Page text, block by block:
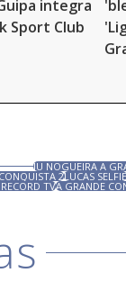
integra
Sport Club
JU NOGUEIRA A
2LUCAS SELFIE
TVA GRANDE